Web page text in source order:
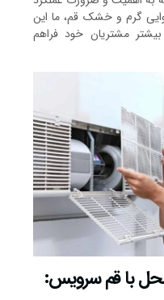
گرم و خشک قم، ما این
مشتریان خود فراهم
محل با قم سرویس: